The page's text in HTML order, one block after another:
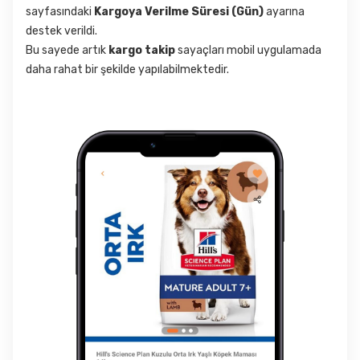
sayfasındaki Kargoya Verilme Süresi (Gün)ayarına
destek verildi.
Bu sayede artık kargo takipsayaçları mobil uygulamada
daha rahat bir şekilde yapılabilmektedir.